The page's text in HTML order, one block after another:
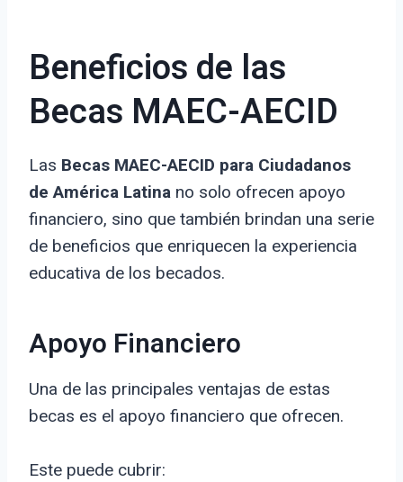
Beneficios de las
Becas MAEC-AECID
Las Becas MAEC-AECID para Ciudadanos
de América Latina no solo ofrecen apoyo
financiero, sino que también brindan una serie
de beneficios que enriquecen la experiencia
educativa de los becados.
Apoyo Financiero
Una de las principales ventajas de estas
becas es el apoyo financiero que ofrecen.
Este puede cubrir: